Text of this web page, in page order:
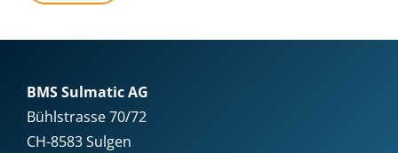
BMS Sulmatic AG
Bühlstrasse 70/72
CH-8583 Sulgen